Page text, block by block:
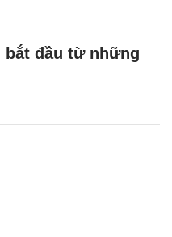
bắt đầu từ những